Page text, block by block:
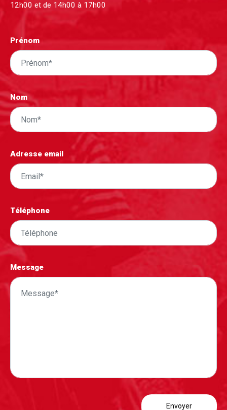
12h00 et de 14h00 à 17h00
Prénom
Nom
Adresse email
Téléphone
Message